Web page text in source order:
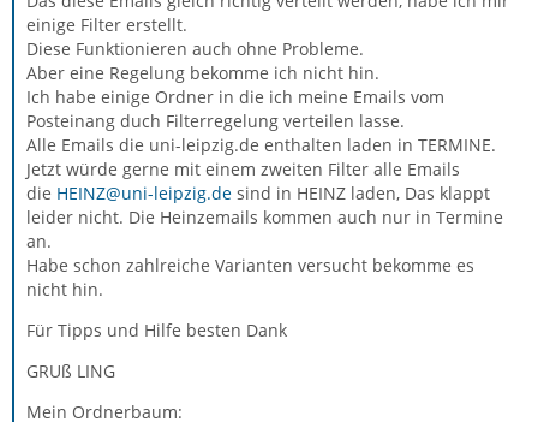
einige Filter erstellt.
Diese Funktionieren auch ohne Probleme.
Aber eine Regelung bekomme ich nicht hin.
Ich habe einige Ordner in die ich meine Emails vom
Posteinang duch Filterregelung verteilen lasse.
Alle Emails die uni-leipzig.de enthalten laden in TERMINE.
Jetzt würde gerne mit einem zweiten Filter alle Emails
die HEINZ@uni-leipzig.de sind in HEINZ laden, Das klappt
leider nicht. Die Heinzemails kommen auch nur in Termine
an.
Habe schon zahlreiche Varianten versucht bekomme es
nicht hin.
Für Tipps und Hilfe besten Dank
GRUß LING
Mein Ordnerbaum: